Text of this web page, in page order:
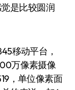
是比较圆润
移动平台，
万像素摄像
，单位像素面